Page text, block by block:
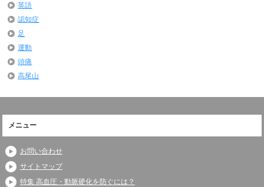
英語
認知症
足
運動
頭痛
高尾山
メニュー
お問い合わせ
サイトマップ
特集 高血圧・動脈硬化を防ぐには？